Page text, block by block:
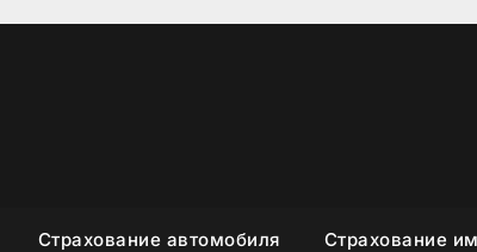
Страхование автомобиля Страхование